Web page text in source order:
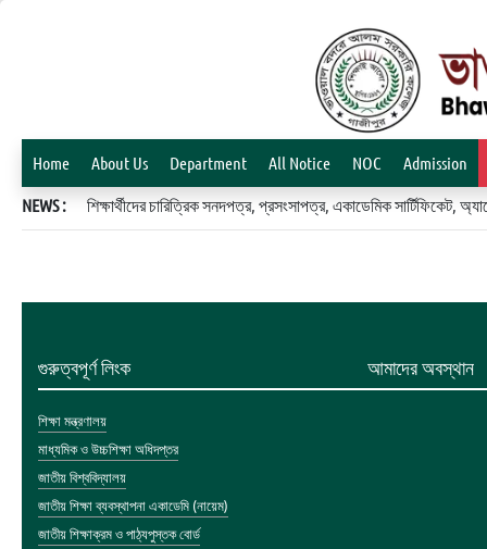
Home About Us Department All Notice NOC Admission
NEWS : শিক্ষার্থীদের চারিত্রিক সনদপত্র, প্রসংসাপত্র, একাডেমিক
গুরুত্বপূর্ণ লিংক
শিক্ষা মন্ত্রণালয়
মাধ্যমিক ও উচ্চশিক্ষা অধিদপ্তর
জাতীয় বিশ্ববিদ্যালয়
জাতীয় শিক্ষা ব্যবস্থাপনা একাডেমি (নায়েম)
জাতীয় শিক্ষাক্রম ও পাঠ্যপুস্তক বোর্ড
আমাদের অবস্থান